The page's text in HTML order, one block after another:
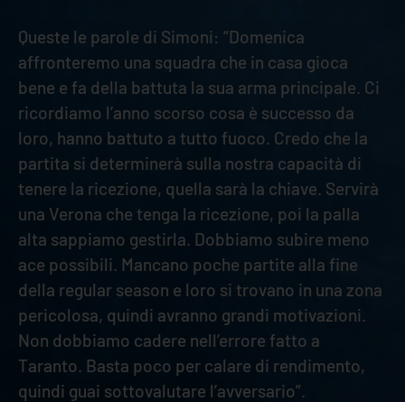
Queste le parole di Simoni: “Domenica
affronteremo una squadra che in casa gioca
bene e fa della battuta la sua arma principale. Ci
ricordiamo l’anno scorso cosa è successo da
loro, hanno battuto a tutto fuoco. Credo che la
partita si determinerà sulla nostra capacità di
tenere la ricezione, quella sarà la chiave. Servirà
una Verona che tenga la ricezione, poi la palla
alta sappiamo gestirla. Dobbiamo subire meno
ace possibili. Mancano poche partite alla fine
della regular season e loro si trovano in una zona
pericolosa, quindi avranno grandi motivazioni.
Non dobbiamo cadere nell’errore fatto a
Taranto. Basta poco per calare di rendimento,
quindi guai sottovalutare l’avversario”.